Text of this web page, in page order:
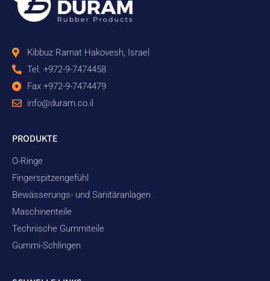
Kibbuz Ramat Hakovesh, Israel
Tel. +972-9-7474458
Fax +972-9-7474479
info@duram.co.il
PRODUKTE
O-Ringe
Fingerspitzengefühl
Bewässerungs- und Sanitäranlagen
Maschinenteile
Technische Gummiteile
Gummi-Schlingen